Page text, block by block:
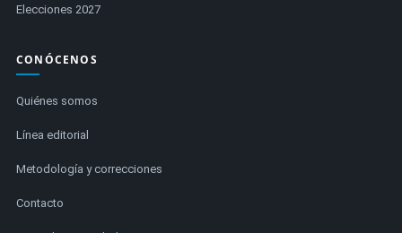
Elecciones 2027
CONÓCENOS
Quiénes somos
Línea editorial
Metodología y correcciones
Contacto